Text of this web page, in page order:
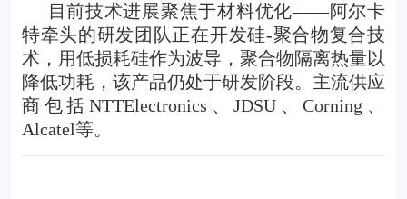
目前技术进展聚焦于材料优化——阿尔卡
特牵头的研发团队正在开发硅-聚合物复合技
术，用低损耗硅作为波导，聚合物隔离热量以
降低功耗，该产品仍处于研发阶段。主流供应
商包括NTTElectronics、JDSU、Corning、
Alcatel等。